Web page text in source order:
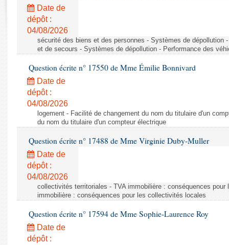
Rapports législatifs
Rapports sur l'application des lois
Baromètre de l’application des lois
Dossiers législatifs
Budget et sécurité sociale
Questions écrites et orales
Comptes rendus des débats
Date de
dépôt :
04/08/2026
sécurité des biens et des personnes - Systèmes de dépollution
et de secours - Systèmes de dépollution - Performance des
Question écrite n° 17550 de Mme Émilie Bonnivard
Date de
dépôt :
04/08/2026
logement - Facilité de changement du nom du titulaire d'un
du nom du titulaire d'un compteur électrique
Question écrite n° 17488 de Mme Virginie Duby-Muller
Date de
dépôt :
04/08/2026
collectivités territoriales - TVA immobilière : conséquences
immobilière : conséquences pour les collectivités locales
Question écrite n° 17594 de Mme Sophie-Laurence Roy
Date de
dépôt :